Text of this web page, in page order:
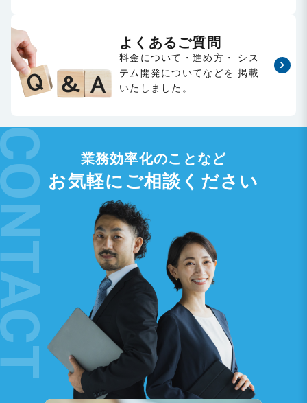
よくあるご質問
料金について・進め方・
シス
テム開発についてなどを 掲載
いたしました。
業務効率化のことなど
お気軽にご相談ください